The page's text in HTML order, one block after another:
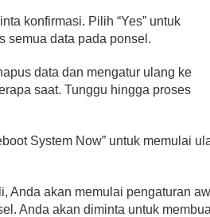
konfirmasi. Pilih “Yes” untuk
semua data pada ponsel.
data dan mengatur ulang ke
saat. Tunggu hingga proses
System Now” untuk memulai
Anda akan memulai pengaturan
Anda akan diminta untuk